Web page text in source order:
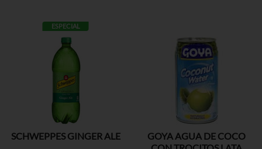
ESPECIAL
SCHWEPPES GINGER ALE
GOYA AGUA DE COCO